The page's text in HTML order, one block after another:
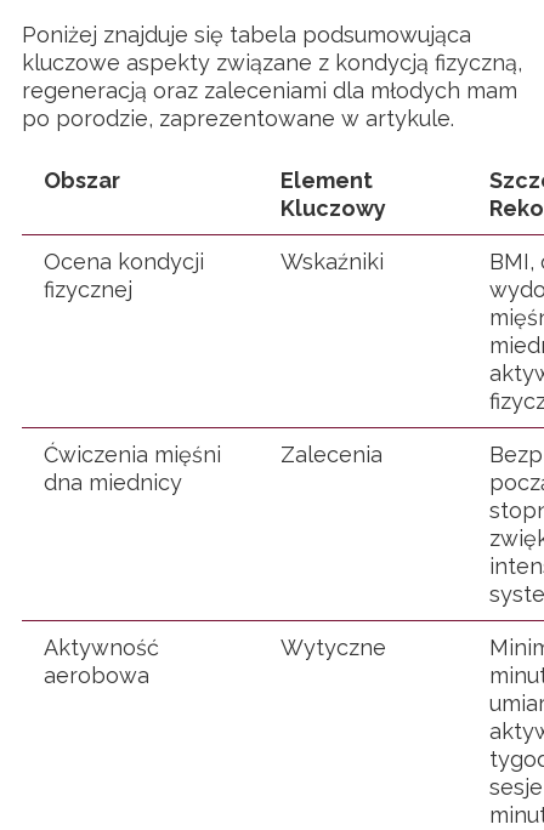
Poniżej znajduje się tabela podsumowująca
kluczowe aspekty związane z kondycją fizyczną,
regeneracją oraz zaleceniami dla młodych mam
po porodzie, zaprezentowane w artykule.
Obszar
Element
Kluczowy
Ocena kondycji
fizycznej
Wskaźniki
BMI,
Ćwiczenia mięśni
dna miednicy
Zalecenia
Aktywność
aerobowa
Wytyczne